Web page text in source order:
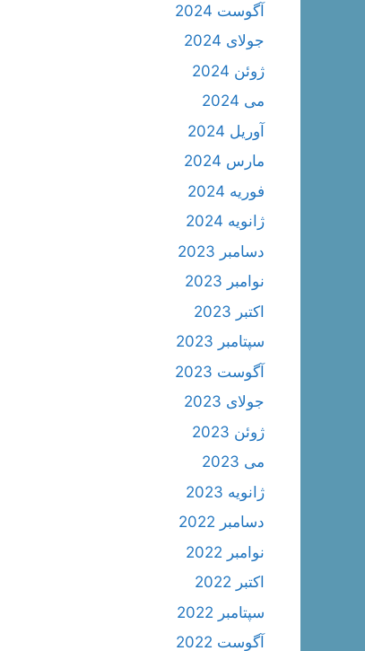
آگوست 2024
جولای 2024
ژوئن 2024
می 2024
آوریل 2024
مارس 2024
فوریه 2024
ژانویه 2024
دسامبر 2023
نوامبر 2023
اکتبر 2023
سپتامبر 2023
آگوست 2023
جولای 2023
ژوئن 2023
می 2023
ژانویه 2023
دسامبر 2022
نوامبر 2022
اکتبر 2022
سپتامبر 2022
آگوست 2022